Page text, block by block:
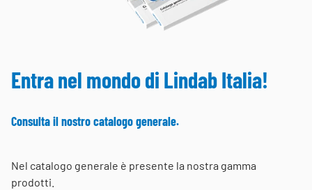
Entra nel mondo di Lindab Italia!
Consulta il nostro catalogo generale.
Nel catalogo generale è presente la nostra gamma
prodotti.